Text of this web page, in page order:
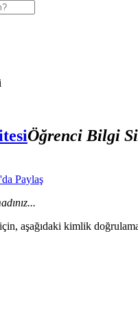
Öğrenci Bilgi
Paylaş
aşağıdaki kimlik